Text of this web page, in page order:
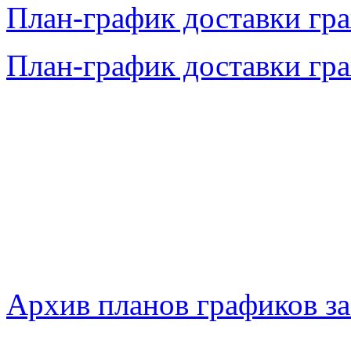
План-график доставки
План-график доставки
Архив планов графиков